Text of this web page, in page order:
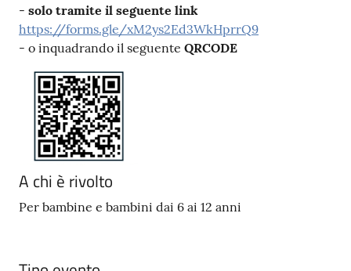
- solo tramite il seguente link
https://forms.gle/xM2ys2Ed3WkHprrQ9
- o inquadrando il seguente QRCODE
A chi è rivolto
Per bambine e bambini dai 6 ai 12 anni